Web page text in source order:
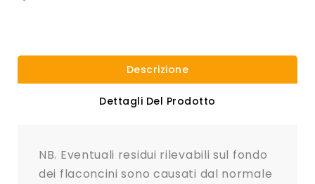
Descrizione
Dettagli Del Prodotto
NB. Eventuali residui rilevabili sul fondo
dei flaconcini sono causati dal normale